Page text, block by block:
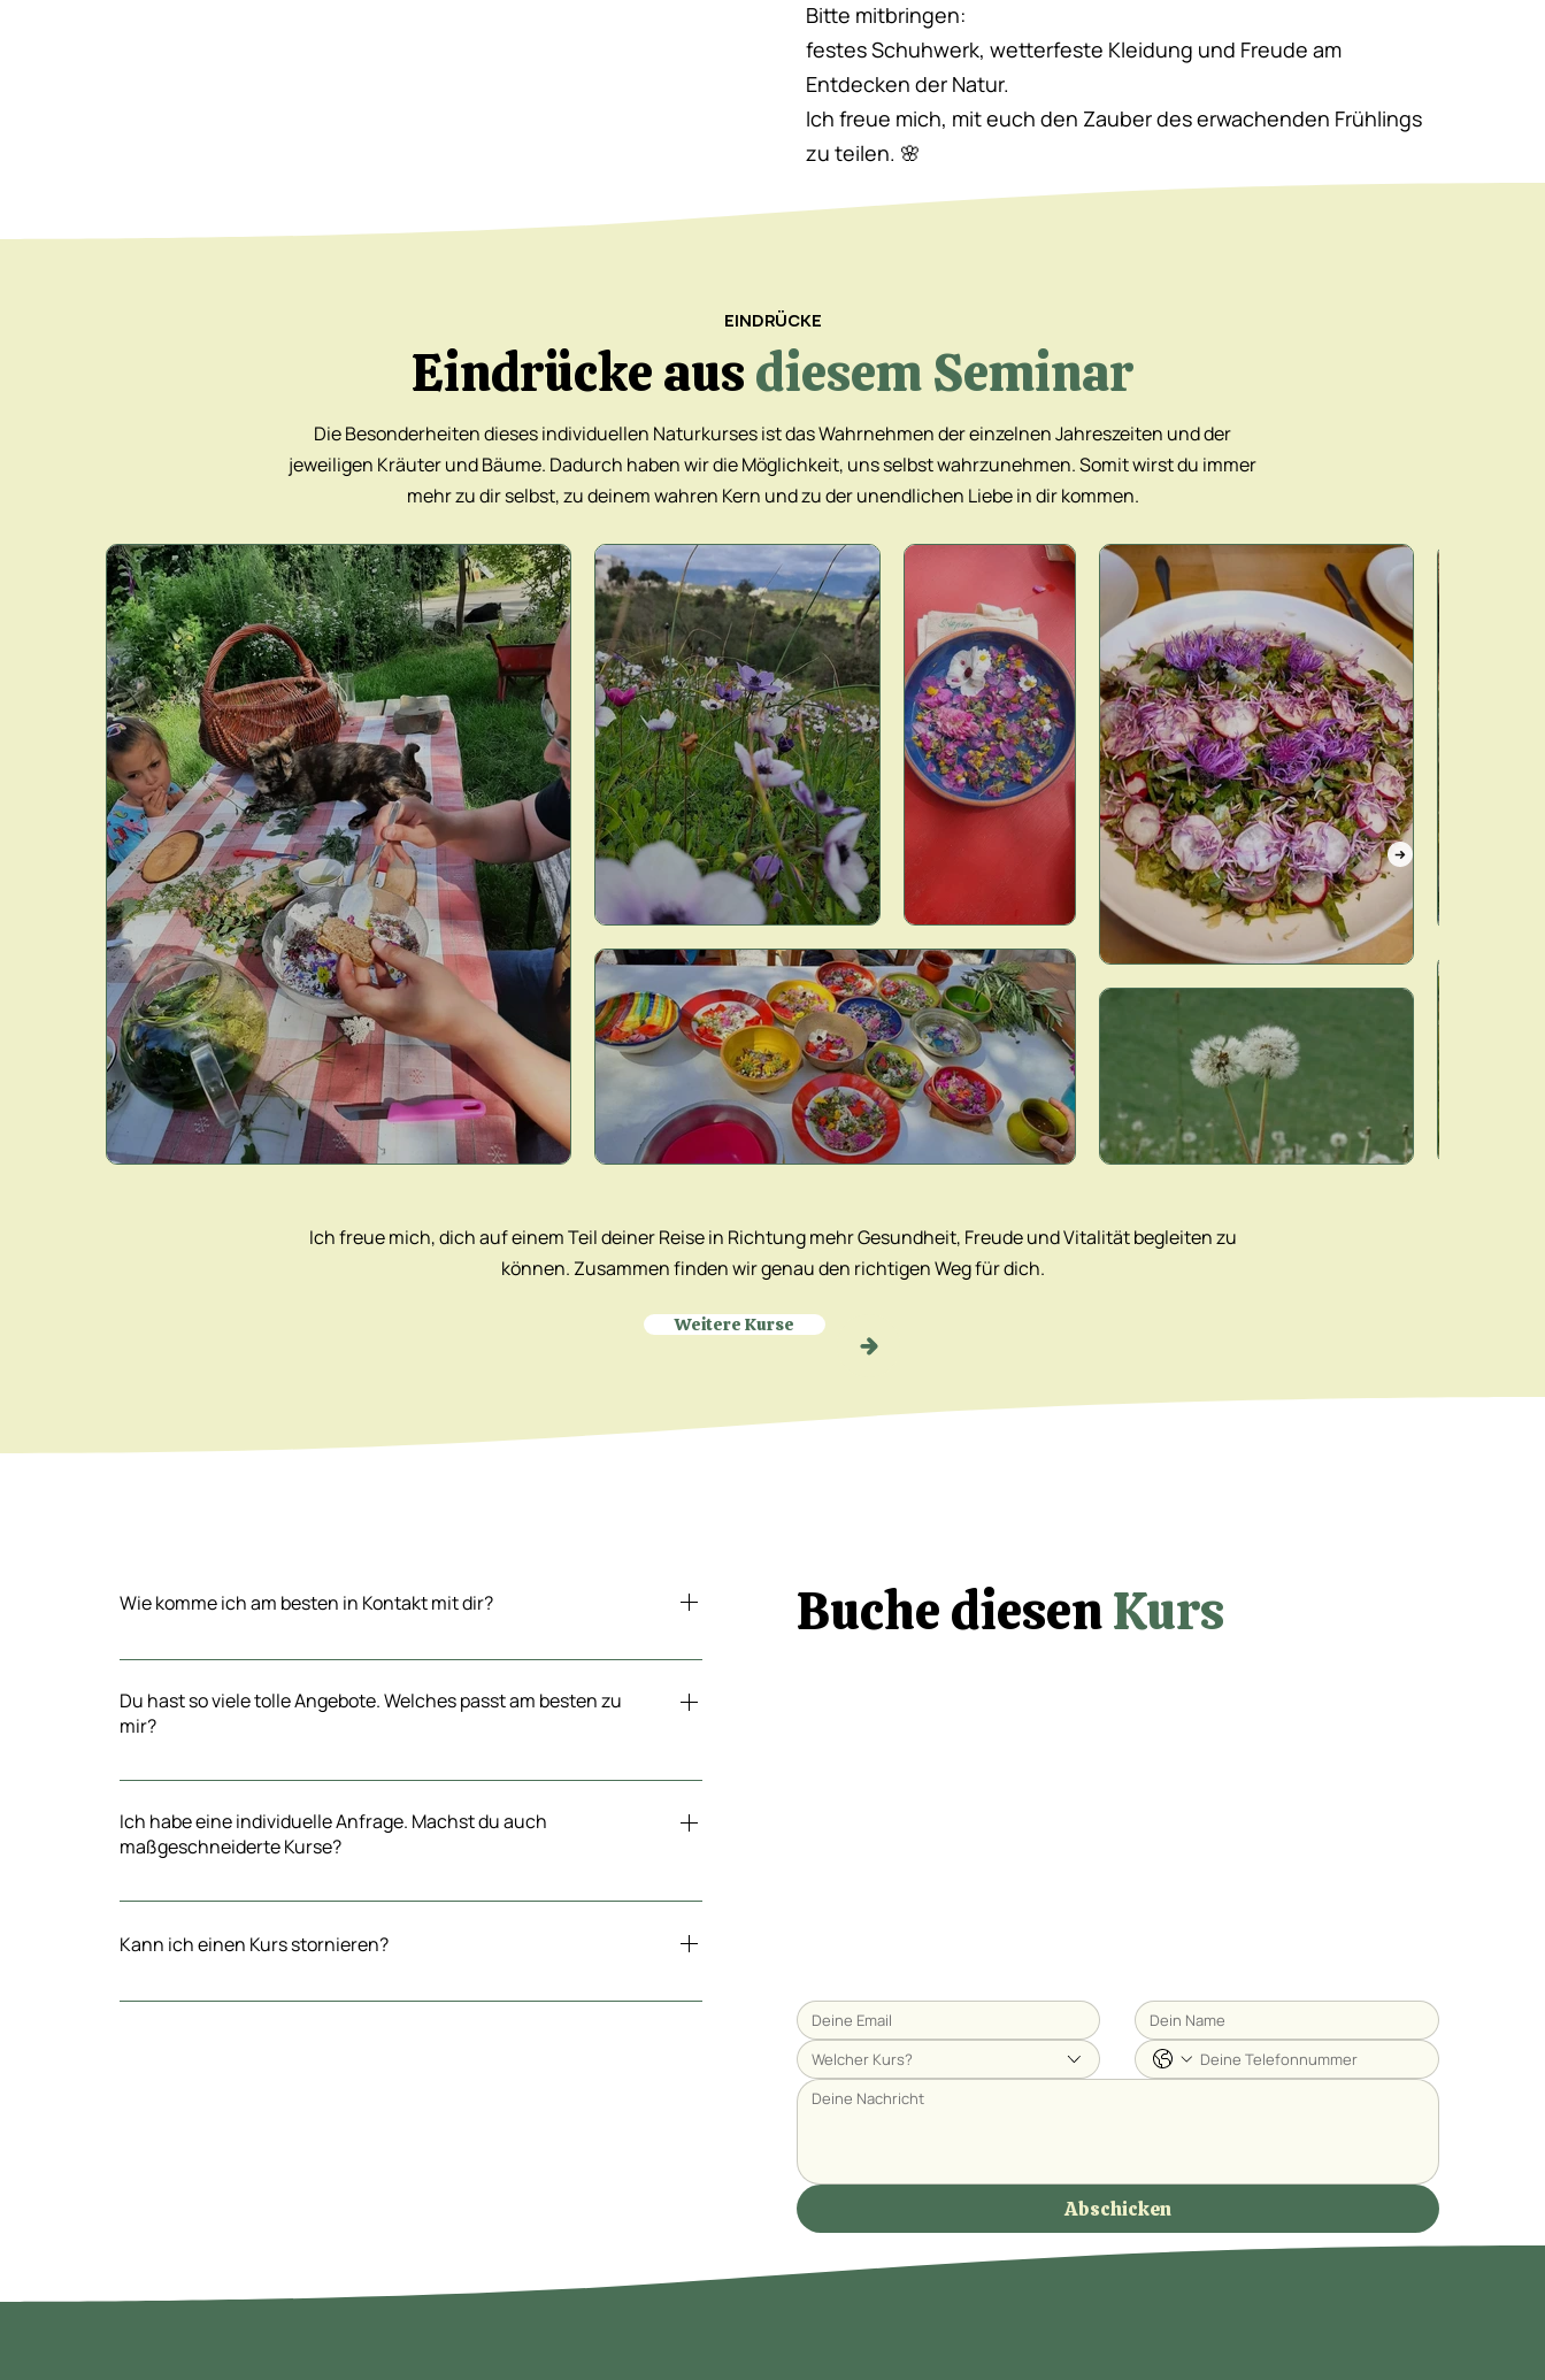
Bitte mitbringen:
festes Schuhwerk, wetterfeste Kleidung und Freude am
Entdecken der Natur.
Ich freue mich, mit euch den Zauber des erwachenden Frühlings
zu teilen. 🌸
EINDRÜCKE
Eindrücke ausdiesem Seminar
Die Besonderheiten dieses individuellen Naturkurses ist das Wahrnehmen der einzelnen Jahreszeiten und der
jeweiligen Kräuter und Bäume. Dadurch haben wir die Möglichkeit, uns selbst wahrzunehmen. Somit wirst du immer
mehr zu dir selbst, zu deinem wahren Kern und zu der unendlichen Liebe in dir kommen.
Ich freue mich, dich auf einem Teil deiner Reise in Richtung mehr Gesundheit, Freude und Vitalität begleiten zu
können. Zusammen finden wir genau den richtigen Weg für dich.
Weitere Kurse
Wie komme ich am besten in Kontakt mit dir?
Schreibe mir einfach gleich auf dieser Seite eine Anfrage oder trete hier in
Du hast so viele tolle Angebote. Welches passt am besten zu
mir?
Schreibe mir gerne eine Nachricht mit deinen Interessen und wir finden
Ich habe eine individuelle Anfrage. Machst du auch
maßgeschneiderte Kurse?
Klar, total gerne! Schick mir eine Nachricht und wir finden raus, wie ich dir
Kann ich einen Kurs stornieren?
Bitte wende dich bei Stornierungsanfragen direkt an mich.
Buche diesenKurs
Welcher Kurs?
Abschicken